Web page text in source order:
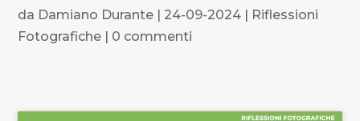
da Damiano Durante | 24-09-2024 | Riflessioni
Fotografiche | 0 commenti